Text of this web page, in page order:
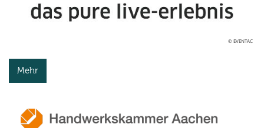
© EVENTAC
Mehr